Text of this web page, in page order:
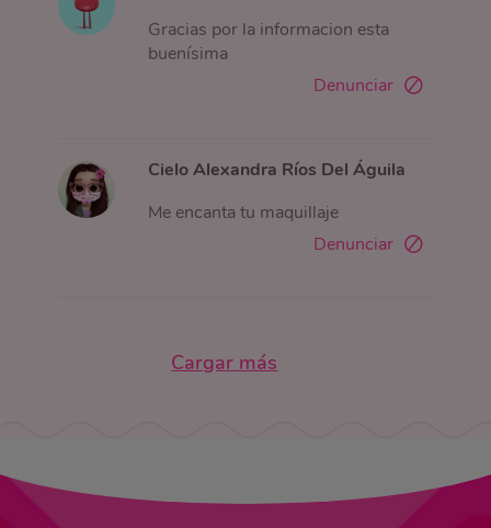
Gracias por la informacion esta
buenísima
Denunciar
Cielo Alexandra Ríos Del Águila
Me encanta tu maquillaje
Denunciar
Cargar más